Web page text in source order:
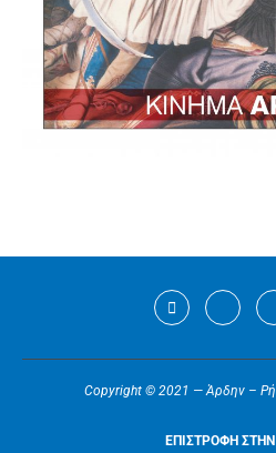
Copyright © 2021 — Άρδην –
ΕΠΙΣΤΡΟΦΗ